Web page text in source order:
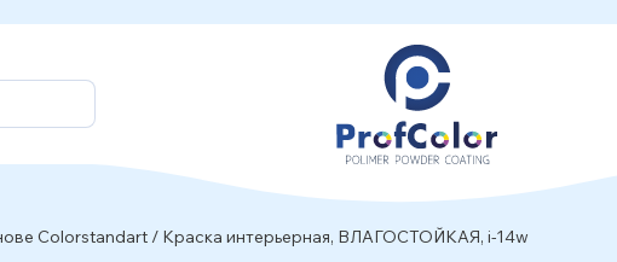
Сolorstandart / Краска интерьерная, ВЛАГОСТОЙКАЯ, i-14w